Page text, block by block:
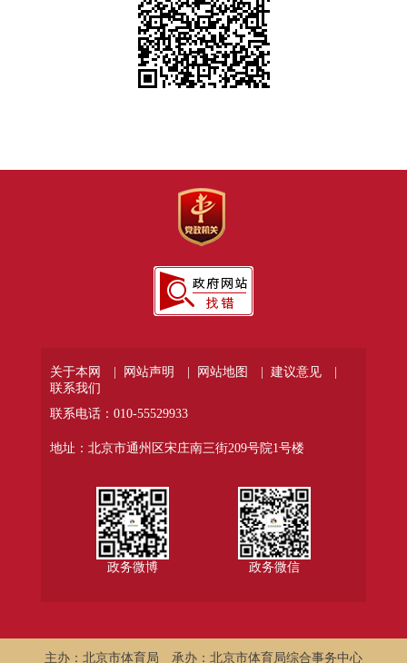
关于本网 | 网站声明 | 网站地图 |
建议意见 |
联系我们
联系电话：010-55529933
地址：北京市通州区宋庄南三街209号院1号楼
政务微博 政务微信
主办：北京市体育局 承办：北京市体育局综合事务中心